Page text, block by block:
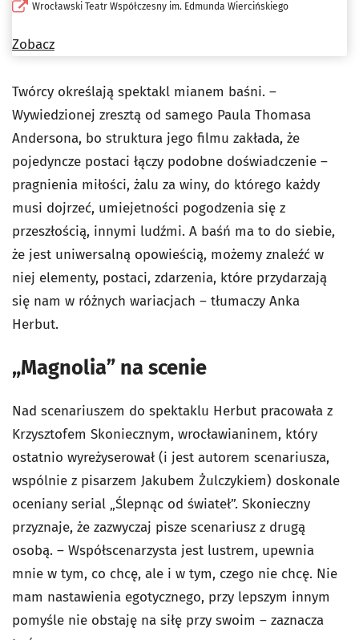
Wrocławski Teatr Współczesny im. Edmunda Wiercińskiego
Zobacz
Twórcy określają spektakl mianem baśni. –
Wywiedzionej zresztą od samego Paula Thomasa
Andersona, bo struktura jego filmu zakłada, że
pojedyncze postaci łączy podobne doświadczenie –
pragnienia miłości, żalu za winy, do którego każdy
musi dojrzeć, umiejetności pogodzenia się z
przeszłością, innymi ludźmi. A baśń ma to do siebie,
że jest uniwersalną opowieścią, możemy znaleźć w
niej elementy, postaci, zdarzenia, które przydarzają
się nam w różnych wariacjach – tłumaczy Anka
Herbut.
„Magnolia” na scenie
Nad scenariuszem do spektaklu Herbut pracowała z
Krzysztofem Skoniecznym, wrocławianinem, który
ostatnio wyreżyserował (i jest autorem scenariusza,
wspólnie z pisarzem Jakubem Żulczykiem) doskonale
oceniany serial „Ślepnąc od świateł”. Skonieczny
przyznaje, że zazwyczaj pisze scenariusz z drugą
osobą. – Współscenarzysta jest lustrem, upewnia
mnie w tym, co chcę, ale i w tym, czego nie chcę. Nie
mam nastawienia egotycznego, przy lepszym innym
pomyśle nie obstaję na siłę przy swoim – zaznacza